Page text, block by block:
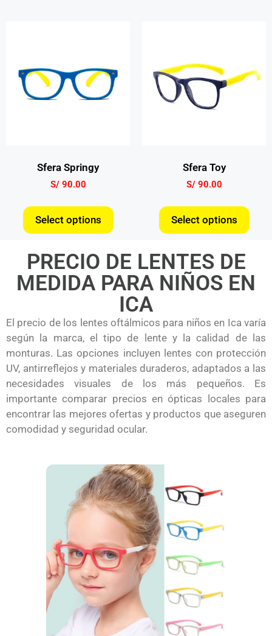
Sfera Springy
S/90.00
Select options
Sfera Toy
S/90.00
Select options
PRECIO DE LENTES DE
MEDIDA PARA NIÑOS EN
ICA
El precio de los lentes oftálmicos para niños en Ica varía
según la marca, el tipo de lente y la calidad de las
monturas. Las opciones incluyen lentes con protección
UV, antirreflejos y materiales duraderos, adaptados a las
necesidades visuales de los más pequeños. Es
importante comparar precios en ópticas locales para
encontrar las mejores ofertas y productos que aseguren
comodidad y seguridad ocular.